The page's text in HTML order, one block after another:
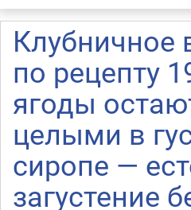
Клубничное
по рецепту
ягоды
целыми в
сиропе —
загустение